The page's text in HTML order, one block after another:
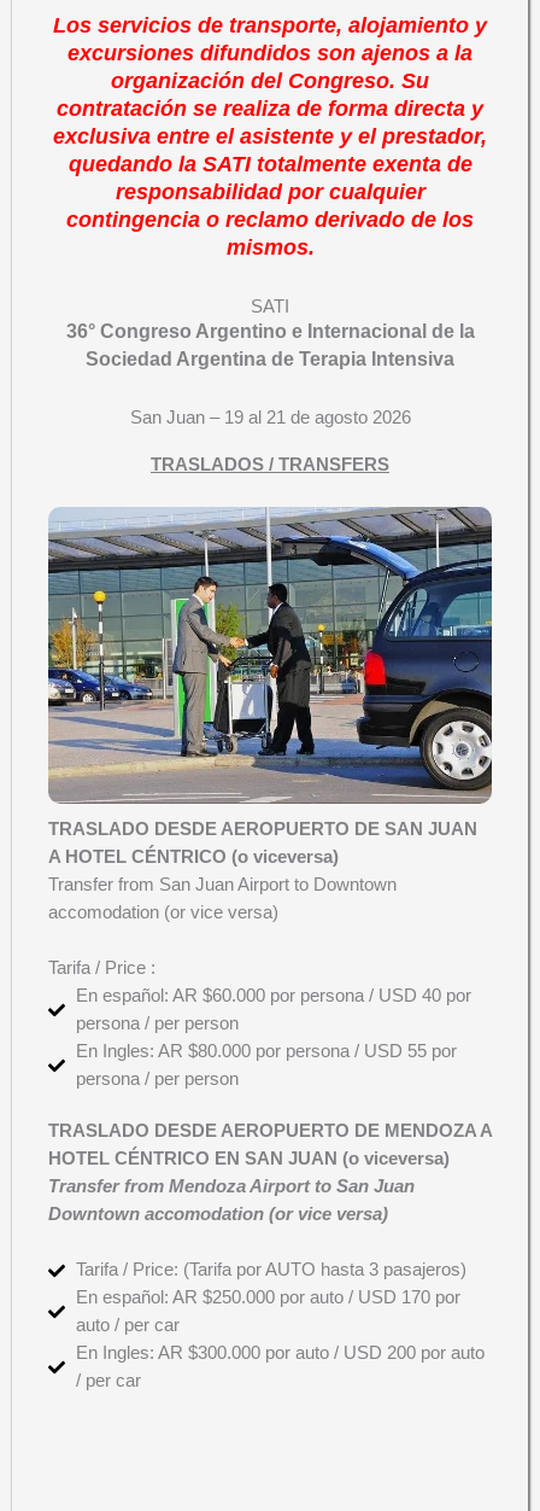
Los servicios de transporte, alojamiento y
excursiones difundidos son ajenos a la
organización del Congreso. Su
contratación se realiza de forma directa y
exclusiva entre el asistente y el prestador,
quedando la SATI totalmente exenta de
responsabilidad por cualquier
contingencia o reclamo derivado de los
mismos.
SATI
36° Congreso Argentino e Internacional de la
Sociedad Argentina de Terapia Intensiva
San Juan – 19 al 21 de agosto 2026
TRASLADOS / TRANSFERS
TRASLADO DESDE AEROPUERTO DE SAN JUAN
A HOTEL CÉNTRICO (o viceversa)
Transfer from San Juan Airport to Downtown
accomodation (or vice versa)
Tarifa / Price :
En español: AR $60.000 por persona / USD 40 por
persona / per person
En Ingles: AR $80.000 por persona / USD 55 por
persona / per person
TRASLADO DESDE AEROPUERTO DE MENDOZA A
HOTEL CÉNTRICO EN SAN JUAN (o viceversa)
Transfer from Mendoza Airport to San Juan
Downtown accomodation (or vice versa)
Tarifa / Price: (Tarifa por AUTO hasta 3 pasajeros)
En español: AR $250.000 por auto / USD 170 por
auto / per car
En Ingles: AR $300.000 por auto / USD 200 por auto
/ per car